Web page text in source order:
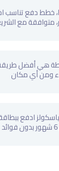
خطط دفع تناسب
متوافقة مع
هي أفضل
ومن أي مكان